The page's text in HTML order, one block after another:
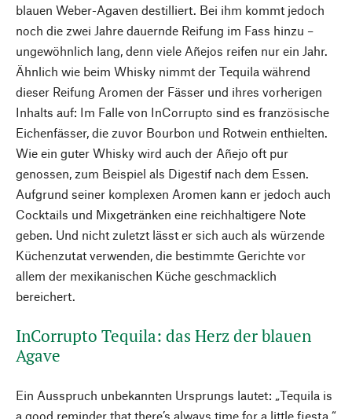
blauen Weber-Agaven destilliert. Bei ihm kommt jedoch
noch die zwei Jahre dauernde Reifung im Fass hinzu –
ungewöhnlich lang, denn viele Añejos reifen nur ein Jahr.
Ähnlich wie beim Whisky nimmt der Tequila während
dieser Reifung Aromen der Fässer und ihres vorherigen
Inhalts auf: Im Falle von InCorrupto sind es französische
Eichenfässer, die zuvor Bourbon und Rotwein enthielten.
Wie ein guter Whisky wird auch der Añejo oft pur
genossen, zum Beispiel als Digestif nach dem Essen.
Aufgrund seiner komplexen Aromen kann er jedoch auch
Cocktails und Mixgetränken eine reichhaltigere Note
geben. Und nicht zuletzt lässt er sich auch als würzende
Küchenzutat verwenden, die bestimmte Gerichte vor
allem der mexikanischen Küche geschmacklich
bereichert.
InCorrupto Tequila: das Herz der blauen
Agave
Ein Ausspruch unbekannten Ursprungs lautet: „Tequila is
a good reminder that there’s always time for a little fiesta.“